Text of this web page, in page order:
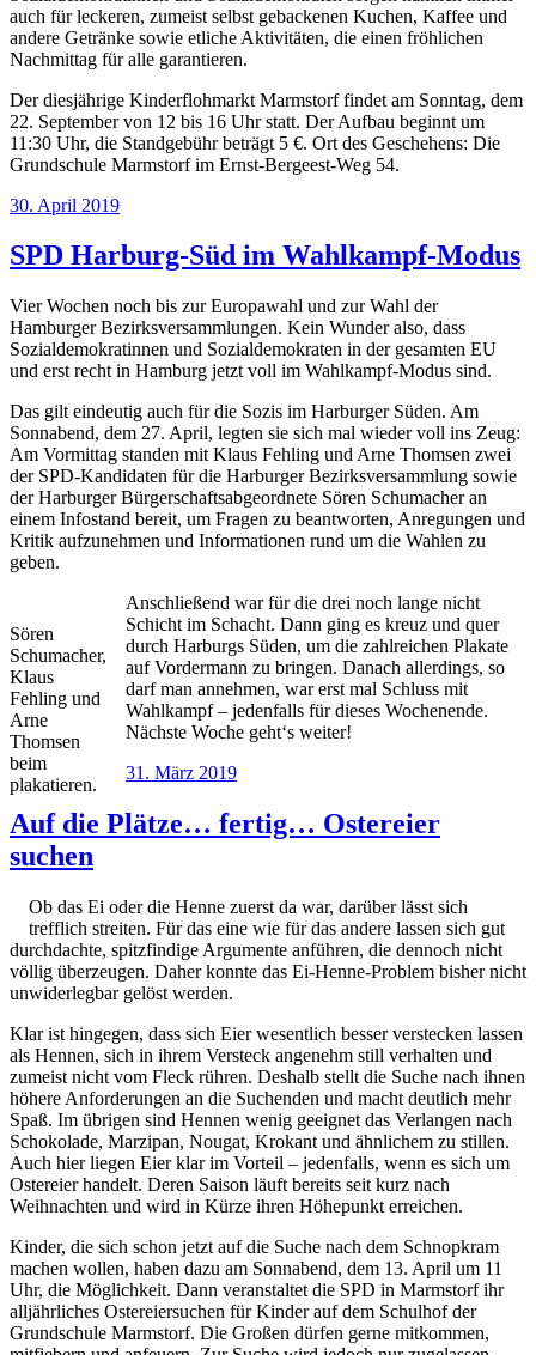
auch für leckeren, zumeist selbst gebackenen Kuchen, Kaffee und
andere Getränke sowie etliche Aktivitäten, die einen fröhlichen
Nachmittag für alle garantieren.
Der diesjährige Kinderflohmarkt Marmstorf findet am Sonntag, dem
22. September von 12 bis 16 Uhr statt. Der Aufbau beginnt um
11:30 Uhr, die Standgebühr beträgt 5 €. Ort des Geschehens: Die
Grundschule Marmstorf im Ernst-Bergeest-Weg 54.
Veröffentlicht
30. April 2019
SPD Harburg-Süd im Wahlkampf-Modus
Vier Wochen noch bis zur Europawahl und zur Wahl der
Hamburger Bezirksversammlungen. Kein Wunder also, dass
Sozialdemokratinnen und Sozialdemokraten in der gesamten EU
und erst recht in Hamburg jetzt voll im Wahlkampf-Modus sind.
Das gilt eindeutig auch für die Sozis im Harburger Süden. Am
Sonnabend, dem 27. April, legten sie sich mal wieder voll ins Zeug:
Am Vormittag standen mit Klaus Fehling und Arne Thomsen zwei
der SPD-Kandidaten für die Harburger Bezirksversammlung sowie
der Harburger Bürgerschaftsabgeordnete Sören Schumacher an
einem Infostand bereit, um Fragen zu beantworten, Anregungen und
Kritik aufzunehmen und Informationen rund um die Wahlen zu
geben.
Sören
Schumacher,
Klaus
Fehling und
Arne
Thomsen
beim
plakatieren.
Anschließend war für die drei noch lange nicht
Schicht im Schacht. Dann ging es kreuz und quer
durch Harburgs Süden, um die zahlreichen Plakate
auf Vordermann zu bringen. Danach allerdings, so
darf man annehmen, war erst mal Schluss mit
Wahlkampf – jedenfalls für dieses Wochenende.
Nächste Woche geht‘s weiter!
Veröffentlicht
31. März 2019
Auf die Plätze… fertig… Ostereier
suchen
Ob das Ei oder die Henne zuerst da war, darüber lässt sich
trefflich streiten. Für das eine wie für das andere lassen sich gut
durchdachte, spitzfindige Argumente anführen, die dennoch nicht
völlig überzeugen. Daher konnte das Ei-Henne-Problem bisher nicht
unwiderlegbar gelöst werden.
Klar ist hingegen, dass sich Eier wesentlich besser verstecken lassen
als Hennen, sich in ihrem Versteck angenehm still verhalten und
zumeist nicht vom Fleck rühren. Deshalb stellt die Suche nach ihnen
höhere Anforderungen an die Suchenden und macht deutlich mehr
Spaß. Im übrigen sind Hennen wenig geeignet das Verlangen nach
Schokolade, Marzipan, Nougat, Krokant und ähnlichem zu stillen.
Auch hier liegen Eier klar im Vorteil – jedenfalls, wenn es sich um
Ostereier handelt. Deren Saison läuft bereits seit kurz nach
Weihnachten und wird in Kürze ihren Höhepunkt erreichen.
Kinder, die sich schon jetzt auf die Suche nach dem Schnopkram
machen wollen, haben dazu am Sonnabend, dem 13. April um 11
Uhr, die Möglichkeit. Dann veranstaltet die SPD in Marmstorf ihr
alljährliches Ostereiersuchen für Kinder auf dem Schulhof der
Grundschule Marmstorf. Die Großen dürfen gerne mitkommen,